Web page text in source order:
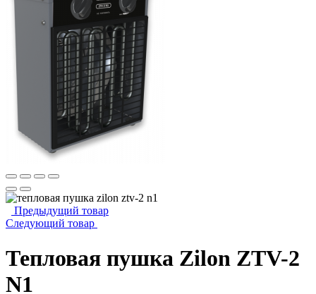
Предыдущий товар
Следующий товар
Тепловая пушка Zilon ZTV-2
N1